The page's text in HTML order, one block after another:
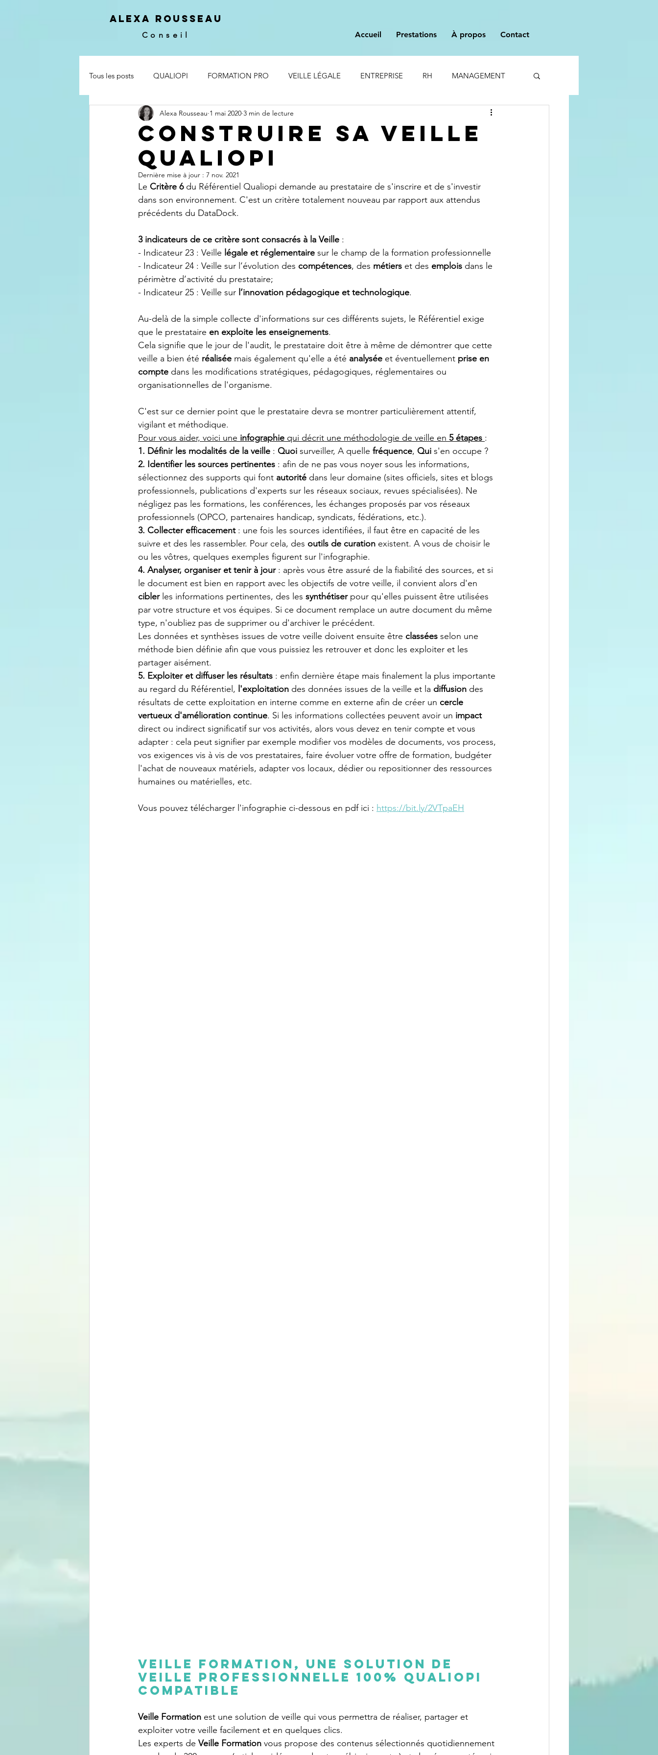
ALEXA ROUSSEAU
Conseil Accueil Prestations À propos Contact
Tous les posts QUALIOPI FORMATION PRO VEILLE LÉGALE ENTREPRISE RH MANAGEMENT
NORME ISO
Construire sa veille
Qualiopi
Alexa Rousseau 1 mai 2020 3 min de lecture
Dernière mise à jour : 7 nov. 2021
Le Critère 6 du Référentiel Qualiopi demande au prestataire de s'inscrire et de s'investir
dans son environnement. C'est un critère totalement nouveau par rapport aux attendus
précédents du DataDock.
3 indicateurs de ce critère sont consacrés à la Veille :
- Indicateur 23 : Veille légale et réglementaire sur le champ de la formation professionnelle
- Indicateur 24 : Veille sur l’évolution des compétences, des métiers et des emplois dans le
périmètre d’activité du prestataire;
- Indicateur 25 : Veille sur l’innovation pédagogique et technologique.
Au-delà de la simple collecte d'informations sur ces différents sujets, le Référentiel exige
que le prestataire en exploite les enseignements.
Cela signifie que le jour de l'audit, le prestataire doit être à même de démontrer que cette
veille a bien été réalisée mais également qu'elle a été analysée et éventuellement prise en
compte dans les modifications stratégiques, pédagogiques, réglementaires ou
organisationnelles de l'organisme.
C'est sur ce dernier point que le prestataire devra se montrer particulièrement attentif,
vigilant et méthodique.
Pour vous aider, voici une infographie qui décrit une méthodologie de veille en 5 étapes :
1. Définir les modalités de la veille : Quoi surveiller, A quelle fréquence, Qui s'en occupe ?
2. Identifier les sources pertinentes : afin de ne pas vous noyer sous les informations,
sélectionnez des supports qui font autorité dans leur domaine (sites officiels, sites et blogs
professionnels, publications d'experts sur les réseaux sociaux, revues spécialisées). Ne
négligez pas les formations, les conférences, les échanges proposés par vos réseaux
professionnels (OPCO, partenaires handicap, syndicats, fédérations, etc.).
3. Collecter efficacement : une fois les sources identifiées, il faut être en capacité de les
suivre et des les rassembler. Pour cela, des outils de curation existent. A vous de choisir le
ou les vôtres, quelques exemples figurent sur l'infographie.
4. Analyser, organiser et tenir à jour : après vous être assuré de la fiabilité des sources, et si
le document est bien en rapport avec les objectifs de votre veille, il convient alors d'en
cibler les informations pertinentes, des les synthétiser pour qu'elles puissent être utilisées
par votre structure et vos équipes. Si ce document remplace un autre document du même
type, n'oubliez pas de supprimer ou d'archiver le précédent.
Les données et synthèses issues de votre veille doivent ensuite être classées selon une
méthode bien définie afin que vous puissiez les retrouver et donc les exploiter et les
partager aisément.
5. Exploiter et diffuser les résultats : enfin dernière étape mais finalement la plus importante
au regard du Référentiel, l'exploitation des données issues de la veille et la diffusion des
résultats de cette exploitation en interne comme en externe afin de créer un cercle
vertueux d'amélioration continue. Si les informations collectées peuvent avoir un impact
direct ou indirect significatif sur vos activités, alors vous devez en tenir compte et vous
adapter : cela peut signifier par exemple modifier vos modèles de documents, vos process,
vos exigences vis à vis de vos prestataires, faire évoluer votre offre de formation, budgéter
l'achat de nouveaux matériels, adapter vos locaux, dédier ou repositionner des ressources
humaines ou matérielles, etc.
Vous pouvez télécharger l'infographie ci-dessous en pdf ici : https://bit.ly/2VTpaEH
VEILLE FORMATION, une solution de
veille professionnelle 100% Qualiopi
compatible
Veille Formation est une solution de veille qui vous permettra de réaliser, partager et
exploiter votre veille facilement et en quelques clics.
Les experts de Veille Formation vous propose des contenus sélectionnés quotidiennement